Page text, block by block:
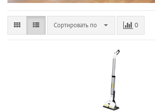
Сортировать по 0